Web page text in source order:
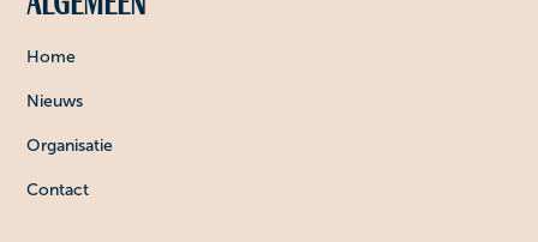
Home
Nieuws
Organisatie
Contact